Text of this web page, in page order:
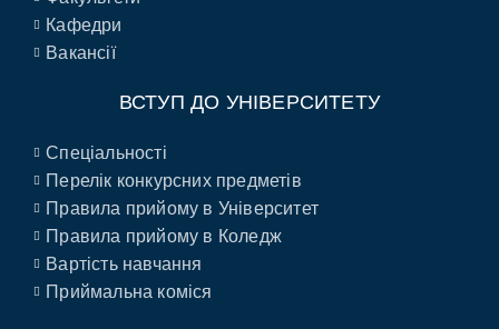
Кафедри
Вакансії
ВСТУП ДО УНІВЕРСИТЕТУ
Спеціальності
Перелік конкурсних предметів
Правила прийому в Університет
Правила прийому в Коледж
Вартість навчання
Приймальна коміся